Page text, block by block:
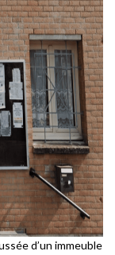
d’un immeuble